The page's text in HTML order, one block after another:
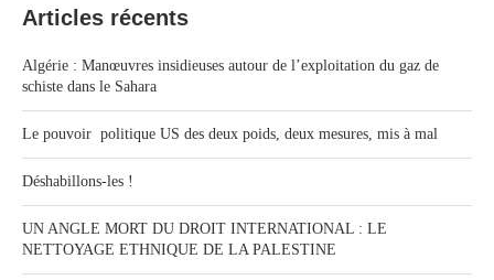
Articles récents
Algérie : Manœuvres insidieuses autour de l’exploitation du gaz de
schiste dans le Sahara
Le pouvoir politique US des deux poids, deux mesures, mis à mal
Déshabillons-les !
UN ANGLE MORT DU DROIT INTERNATIONAL : LE
NETTOYAGE ETHNIQUE DE LA PALESTINE